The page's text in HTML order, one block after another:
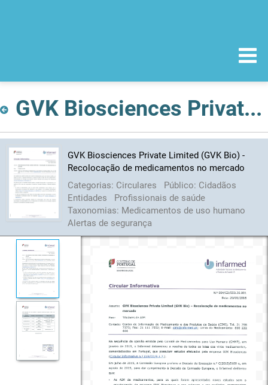
GVK Biosciences Private Limited (GVK Bio) - Recolocação de medicamentos no mercado
GVK Biosciences Private Limited (GVK Bio) -
Recolocação de medicamentos no mercado
Categorias: Circulares Público: Cidadãos
Entidades
Profissionais de saúde
Taxonomias: Medicamentos de uso humano
Alertas de segurança